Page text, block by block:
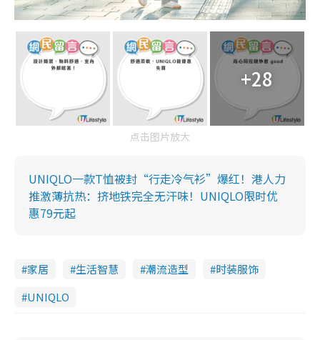
+28
点击图片放大
UNIQLO一款T恤被封“行走冷气衫”爆红！港人力
推激薄抗热：挤地铁完全无汗味！UNIQLO限时优
惠79元起
家居 生活智慧 潮流造型
时装服饰
UNIQLO